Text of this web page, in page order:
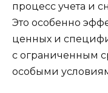
процесс учета и
Это особенно
ценных и
с ограниченным
особыми